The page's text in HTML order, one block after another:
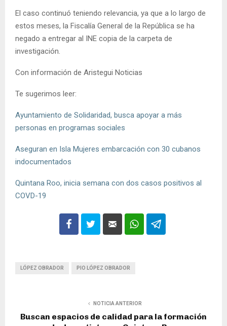
El caso continuó teniendo relevancia, ya que a lo largo de
estos meses, la Fiscalía General de la República se ha
negado a entregar al INE copia de la carpeta de
investigación.
Con información de Aristegui Noticias
Te sugerimos leer:
Ayuntamiento de Solidaridad, busca apoyar a más
personas en programas sociales
Aseguran en Isla Mujeres embarcación con 30 cubanos
indocumentados
Quintana Roo, inicia semana con dos casos positivos al
COVD-19
LÓPEZ OBRADOR PIO LÓPEZ OBRADOR
NOTICIA ANTERIOR
Buscan espacios de calidad para la formación